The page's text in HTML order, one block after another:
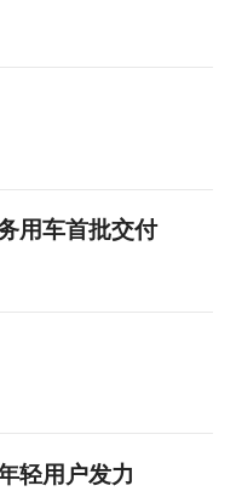
用车首批交付
轻用户发力